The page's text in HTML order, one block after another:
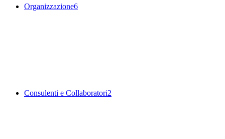
Organizzazione6
Consulenti e Collaboratori2